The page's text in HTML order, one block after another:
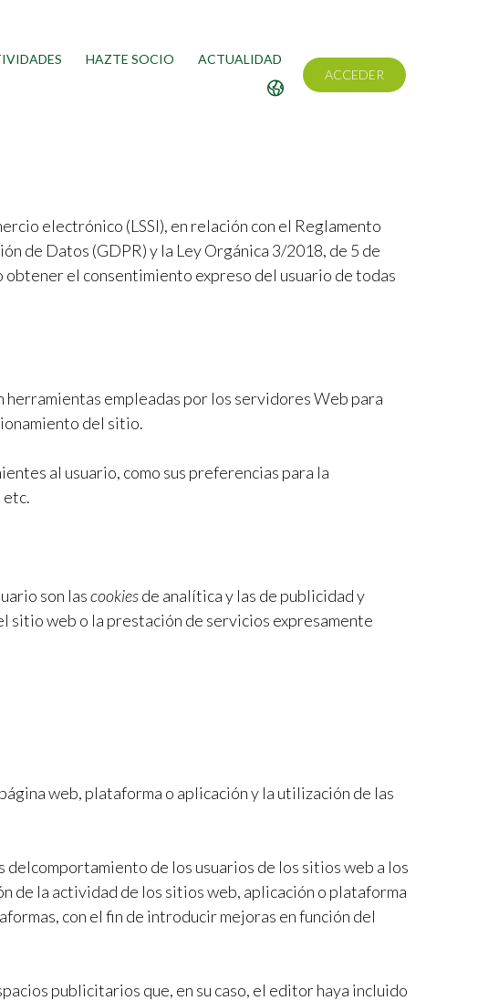
HAZTE SOCIO
ACTUALIDAD
ACCEDER
electrónico (LSSI), en relación con el Reglamento
de Datos (GDPR) y la Ley Orgánica 3/2018, de 5 de
el consentimiento expreso del usuario de todas
herramientas empleadas por los servidores Web para
del sitio.
al usuario, como sus preferencias para la
etc.
son lascookiesde analítica y las de publicidad y
sitio web o la prestación de servicios expresamente
web, plataforma o aplicación y la utilización de las
delcomportamiento de los usuarios de los sitios web a los
de la actividad de los sitios web, aplicación o plataforma
con el fin de introducir mejoras en función del
publicitarios que, en su caso, el editor haya incluido